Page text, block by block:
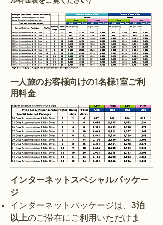
一人旅のお客様向けの1名様1室ご利
用料金
インターネットスペシャルパッケー
ジ
インターネットパッケージは、 3泊
以上のご滞在にご利用いただけま